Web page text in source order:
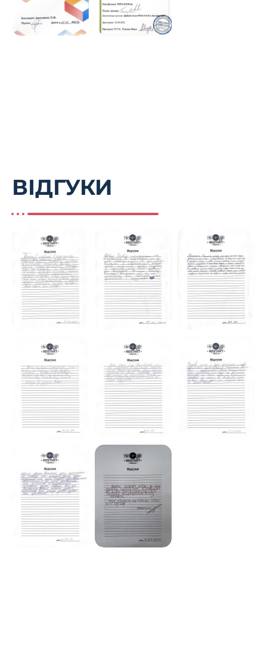
ВІДГУКИ